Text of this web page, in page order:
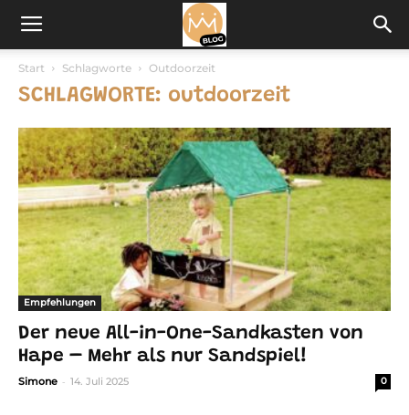
Start Schlagworte Outdoorzeit
SCHLAGWORTE: outdoorzeit
Empfehlungen
Der neue All-in-One-Sandkasten von
Hape – Mehr als nur Sandspiel!
Simone - 14. Juli 2025 0